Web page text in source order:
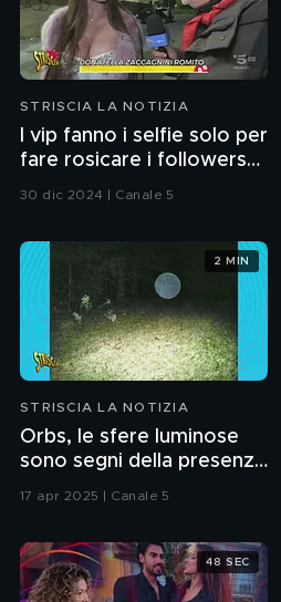
STRISCIA LA NOTIZIA
I vip fanno i selfie solo per
fare rosicare i followers?
Ne è convinto il nostro
30 dic 2024 | Canale 5
STRISCIA LA NOTIZIA
Orbs, le sfere luminose
sono segni della presenza
17 apr 2025 | Canale 5
2 MIN
48 SEC